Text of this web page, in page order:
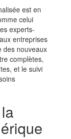
est en
celui
experts-
entreprises
des nouveaux
complètes,
et le suivi